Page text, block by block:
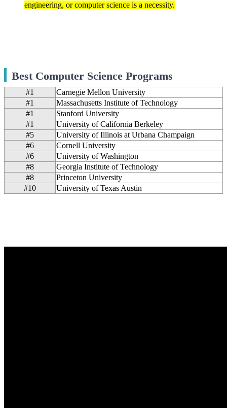
engineering, or computer science is a necessity.
Best Computer Science Programs
#1
Carnegie Mellon University
#1
Massachusetts Institute of Technology
#1
Stanford University
#1
University of California Berkeley
#5
University of Illinois at Urbana Champaign
#6
Cornell University
#6
University of Washington
#8
Georgia Institute of Technology
#8
Princeton University
#10
University of Texas Austin